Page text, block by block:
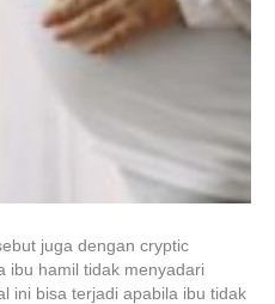
juga dengan cryptic
ibu hamil tidak menyadari
ini bisa terjadi apabila ibu tidak